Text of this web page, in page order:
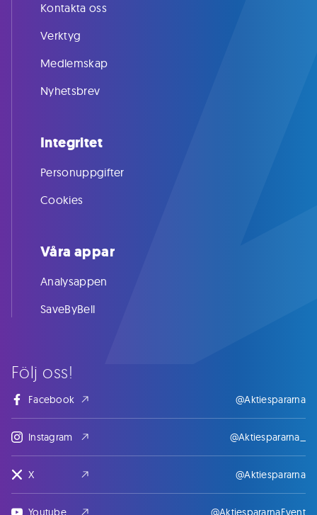
Följ oss!
Facebook @Aktiespararna
Instagram @Aktiespararna_
X @Aktiespararna
Youtube @AktiespararnaEvent
Kontakta oss
Verktyg
Medlemskap
Nyhetsbrev
Integritet
Personuppgifter
Cookies
Våra appar
Analysappen
SaveByBell